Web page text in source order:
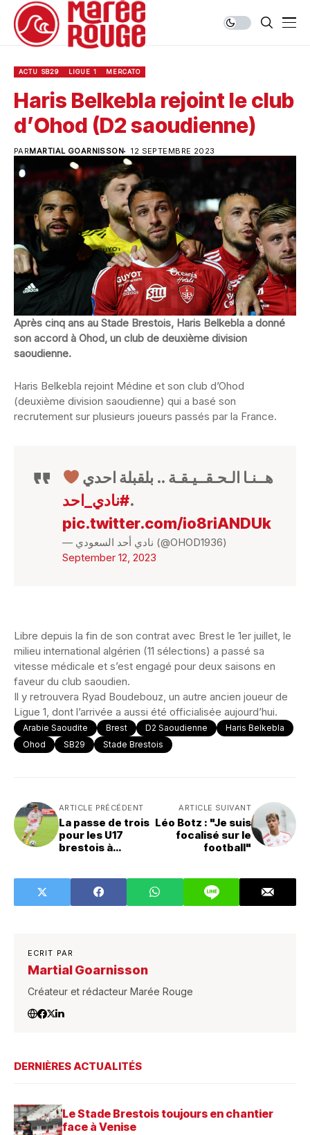
ACTU SB29 LIGUE 1 MERCATO
Haris Belkebla rejoint le club
d’Ohod (D2 saoudienne)
PARMARTIAL GOARNISSON 12 SEPTEMBRE 2023
Après cinq ans au Stade Brestois, Haris Belkebla a donné
son accord à Ohod, un club de deuxième division
saoudienne.
Haris Belkebla rejoint Médine et son club d’Ohod
(deuxième division saoudienne) qui a basé son
recrutement sur plusieurs joueurs passés par la France.
هــنـا الـحـقــيـقـة .. بلقبلة احدي
.#نادي_احد
pic.twitter.com/io8riANDUk
— نادي أحد السعودي (@OHOD1936)
September 12, 2023
Libre depuis la fin de son contrat avec Brest le 1er juillet, le
milieu international algérien (11 sélections) a passé sa
vitesse médicale et s’est engagé pour deux saisons en
faveur du club saoudien.
Il y retrouvera Ryad Boudebouz, un autre ancien joueur de
Ligue 1, dont l’arrivée a aussi été officialisée aujourd’hui.
Arabie Saoudite Brest D2 Saoudienne
Haris Belkebla
Ohod
SB29 Stade Brestois
ARTICLE PRÉCÉDENT
La passe de trois
pour les U17
brestois à
ARTICLE SUIVANT
Léo Botz : "Je suis
focalisé sur le
football"
ECRIT PAR
Martial Goarnisson
Créateur et rédacteur Marée Rouge
DERNIÈRES ACTUALITÉS
Le Stade Brestois toujours en chantier
face à Venise